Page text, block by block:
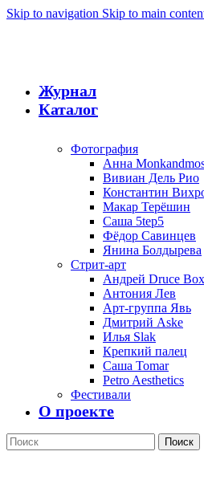
Skip to navigation Skip to main
Журнал
Каталог
Фотография
Анна
Вивиан Дель Рио
Константин
Макар Терёшин
Саша 5tep5
Фёдор Савинцев
Янина Болдырева
Стрит-арт
Андрей Druce
Антония Лев
Арт-группа Явь
Дмитрий Aske
Илья Slak
Крепкий палец
Саша Tomar
Petro Aesthetics
Фестивали
О проекте
Поиск